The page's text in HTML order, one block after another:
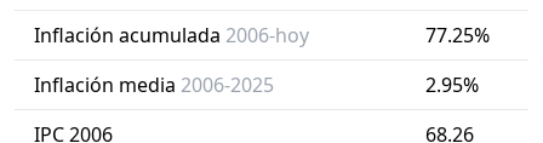
Inflación acumulada 2006-hoy
77.25%
Inflación media 2006-2025
2.95%
IPC 2006
68.26